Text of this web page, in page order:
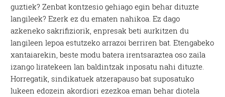
guztiek? Zenbat kontzesio gehiago egin behar dituzte
langileek? Ezerk ez du ematen nahikoa. Ez dago
azkeneko sakrifiziorik, enpresak beti aurkitzen du
langileen lepoa estutzeko arrazoi berriren bat. Etengabeko
xantaiarekin, beste modu batera irentsaraztea oso zaila
izango liratekeen lan baldintzak inposatu nahi dituzte.
Horregatik, sindikatuek atzerapauso bat suposatuko
lukeen edozein akordiori ezezkoa eman behar diotela